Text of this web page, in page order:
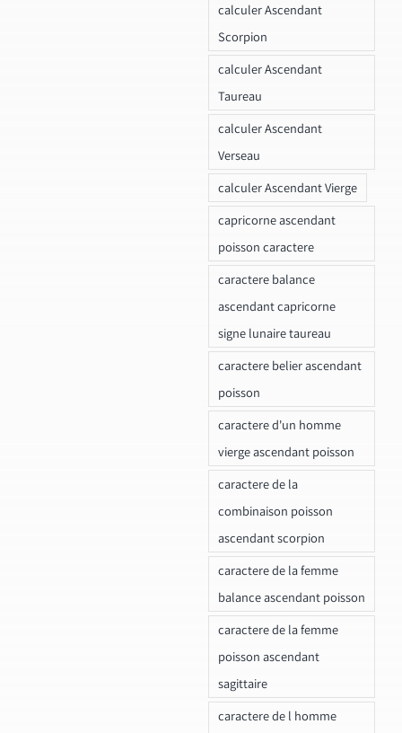
calculer Ascendant
Scorpion
calculer Ascendant
Taureau
calculer Ascendant
Verseau
calculer Ascendant Vierge
capricorne ascendant
poisson caractere
caractere balance
ascendant capricorne
signe lunaire taureau
caractere belier ascendant
poisson
caractere d'un homme
vierge ascendant poisson
caractere de la
combinaison poisson
ascendant scorpion
caractere de la femme
balance ascendant poisson
caractere de la femme
poisson ascendant
sagittaire
caractere de l homme